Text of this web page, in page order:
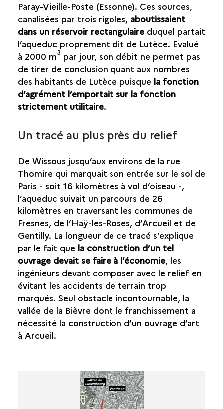
Paray-Vieille-Poste (Essonne). Ces sources,
canalisées par trois rigoles, aboutissaient
dans un réservoir rectangulaireduquel partait
l’aqueduc proprement dit de Lutèce. Evalué
à 2000 m3 par jour, son débit ne permet pas
de tirer de conclusion quant aux nombres
des habitants de Lutèce puisque la fonction
d’agrément l’emportait sur la fonction
strictement utilitaire.
Un tracé au plus près du relief
De Wissous jusqu’aux environs de la rue
Thomire qui marquait son entrée sur le sol de
Paris - soit 16 kilomètres à vol d’oiseau -,
l’aqueduc suivait un parcours de 26
kilomètres en traversant les communes de
Fresnes, de l’Haÿ-les-Roses, d’Arcueil et de
Gentilly. La longueur de ce tracé s’explique
par le fait que la construction d’un tel
ouvrage devait se faire à l’économie, les
ingénieurs devant composer avec le relief en
évitant les accidents de terrain trop
marqués. Seul obstacle incontournable, la
vallée de la Bièvre dont le franchissement a
nécessité la construction d’un ouvrage d’art
à Arcueil.